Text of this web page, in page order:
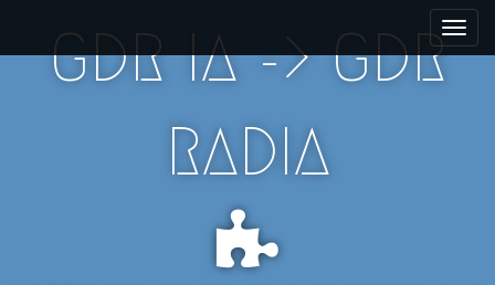
i
GDR IA -> GDR
RADIA